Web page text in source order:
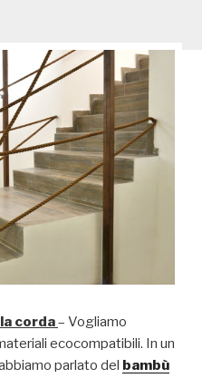
corda– Vogliamo
ecocompatibili. In un
parlato del bambù